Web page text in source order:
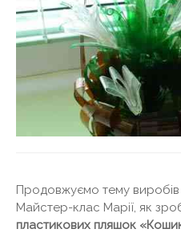
Продовжуємо тему виробів
Майстер-клас Марії, як
пластикових пляшок